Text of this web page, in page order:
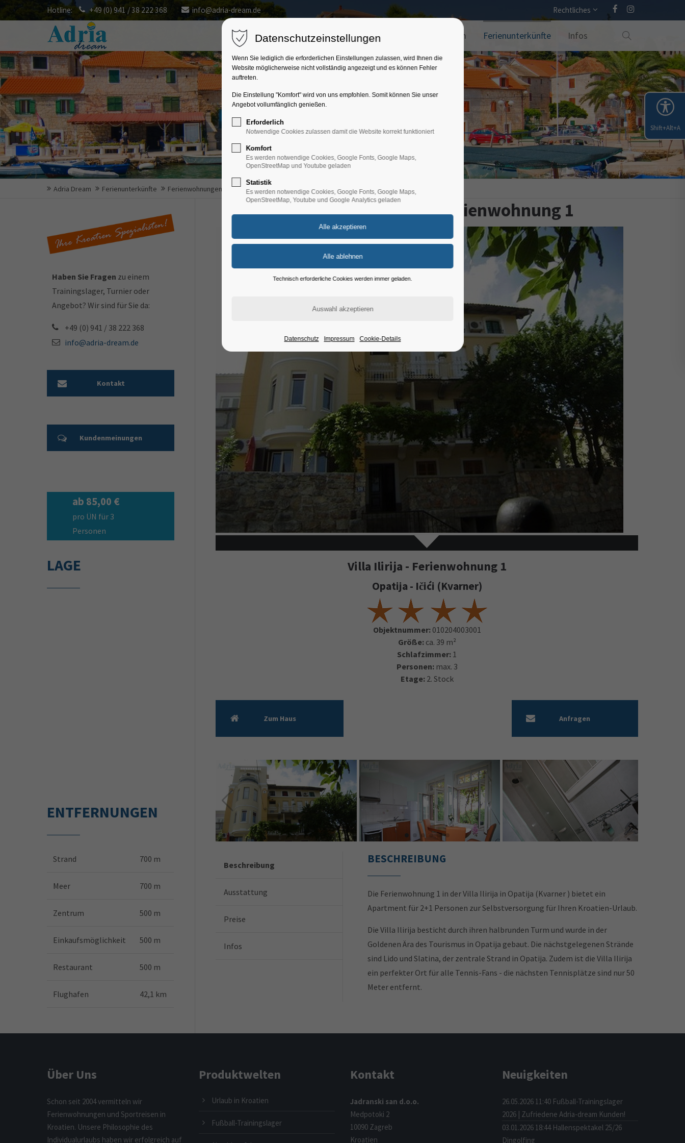
Hotline: +49 (0) 941 / 38 222 368 info@adria-dream.de Rechtliches
Home Kroatien Trainingslager Gruppenprogramm Ferienunterkünfte Infos
Adria Dream Ferienunterkünfte Ferienwohnungen Objekt
Villa Ilirija, Opatija - Ferienwohnung 1
Villa Ilirija - Ferienwohnung 1
Opatija - Ičići (Kvarner)
Objektnummer:010204003001
Größe: ca. 39 m²
Schlafzimmer: 1
Personen: max. 3
Etage:2. Stock
Zum Haus Anfragen
Beschreibung
Ausstattung
Preise
Infos
BESCHREIBUNG
Die Ferienwohnung 1 in der Villa Ilirija in Opatija (Kvarner ) bietet ein
Apartment für 2+1 Personen zur Selbstversorgung für Ihren Kroatien-Urlaub.
Die Villa Ilirija besticht durch ihren halbrunden Turm und wurde in der
Goldenen Ära des Tourismus in Opatija gebaut. Die nächstgelegenen Strände
sind Lido und Slatina, der zentrale Strand in Opatija. Zudem ist die Villa Ilirija
ein perfekter Ort für alle Tennis-Fans - die nächsten Tennisplätze sind nur 50
Meter entfernt.
Haben Sie Fragen zu einem
Trainingslager, Turnier oder
Angebot? Wir sind für Sie da:
+49 (0) 941 / 38 222 368
info@adria-dream.de
Kontakt
Kundenmeinungen
ab 85,00 €
pro ÜN für 3
Personen
LAGE
ENTFERNUNGEN
Strand 700 m
Meer 700 m
Zentrum 500 m
Einkaufsmöglichkeit 500 m
Restaurant 500 m
Flughafen 42,1 km
Über Uns
Schon seit 2004 vermitteln wir
Ferienwohnungen und Sportreisen in
Kroatien. Unsere Philosophie des
Individualurlaubs haben wir erfolgreich auf
Produktwelten
Urlaub in Kroatien
Fußball-Trainingslager
Kontakt
Jadranski san d.o.o.
Medpotoki 2
10090 Zagreb
Kroatien
Neuigkeiten
26.05.2026 11:40 Fußball-Trainingslager
2026 | Zufriedene Adria-dream Kunden!
03.01.2026 18:44 Hallenspektakel 25/26
Dingolfing
Datenschutzeinstellungen
Wenn Sie lediglich die erforderlichen Einstellungen zulassen, wird Ihnen die
Website möglicherweise nicht vollständig angezeigt und es können Fehler
auftreten.
Die Einstellung "Komfort" wird von uns empfohlen. Somit können Sie unser
Angebot vollumfänglich genießen.
Erforderlich
Notwendige Cookies zulassen damit die Website korrekt funktioniert
Komfort
Es werden notwendige Cookies, Google Fonts, Google Maps,
OpenStreetMap und Youtube geladen
Statistik
Es werden notwendige Cookies, Google Fonts, Google Maps,
OpenStreetMap, Youtube und Google Analytics geladen
Technisch erforderliche Cookies werden immer geladen.
Datenschutz Impressum Cookie-Details
Shift+Alt+A